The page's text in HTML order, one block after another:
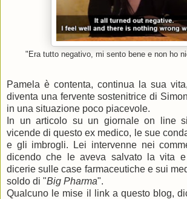
"Era tutto negativo, mi sento bene e non ho
Pamela è contenta, continua la sua
diventa una fervente sostenitrice di
in una situazione poco piacevole.
In un articolo su un giornale on line
vicende di questo ex medico, le sue
e gli imbrogli. Lei intervenne nei
dicendo che le aveva salvato la vita
dicerie sulle case farmaceutiche e sui
soldo di "Big Pharma".
Qualcuno le mise il link a questo blog,